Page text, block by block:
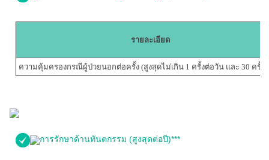
รายละเอียด
ความคุ้มครองกรณีผู้ป่วยนอกต่อครั้ง (สูงสุดไม่เกิน 1 ครั้งต่อวัน และ 30 ครั้ง
การรักษาด้านทันตกรรม (สูงสุดต่อปี)***